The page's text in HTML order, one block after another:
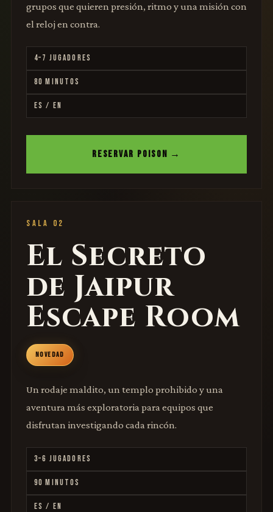
grupos que quieren presión, ritmo y una misión con
el reloj en contra.
4–7 JUGADORES
80 MINUTOS
ES / EN
RESERVAR POISON →
SALA 02
El Secreto
de Jaipur
Escape Room
NOVEDAD
Un rodaje maldito, un templo prohibido y una
aventura más exploratoria para equipos que
disfrutan investigando cada rincón.
3–6 JUGADORES
90 MINUTOS
ES / EN